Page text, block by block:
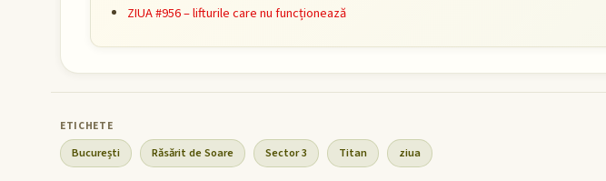
ZIUA #956 – lifturile care nu funcționează
București Răsărit de Soare Sector 3 Titan ziua